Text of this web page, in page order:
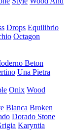
Drops Equilibrio
Octagon
Beton
Una Pietra
Onix Wood
Blanca Broken
Dorado Stone
Karyntia